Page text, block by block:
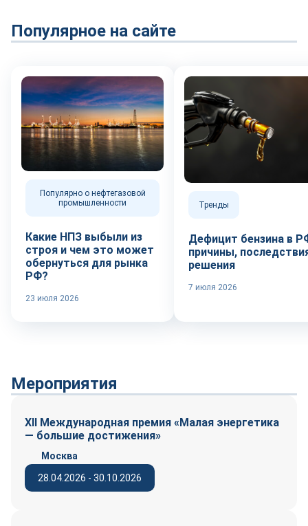
Популярное на сайте
Популярно о нефтегазовой
промышленности
Какие НПЗ выбыли из
строя и чем это может
обернуться для рынка
РФ?
23 июля 2026
Тренды
Дефицит бензина в
причины,
решения
7 июля 2026
Мероприятия
XII Международная премия «Малая энергетика
— большие достижения»
28.04.2026 - 30.10.2026
Москва